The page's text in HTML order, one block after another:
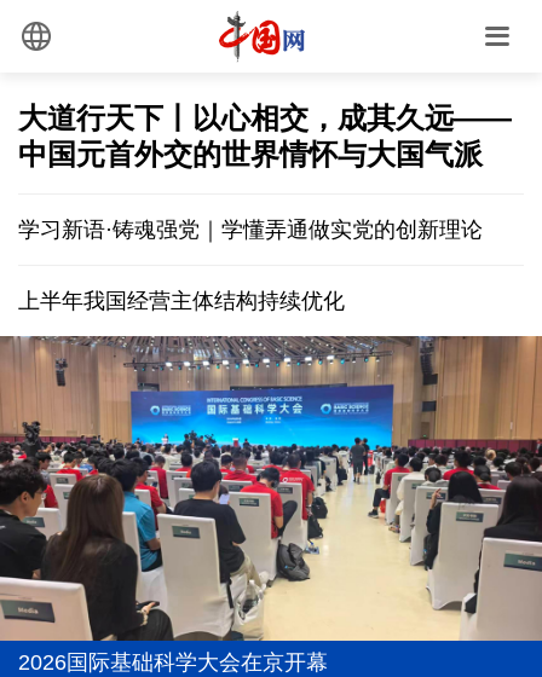
大道行天下丨以心相交，成其久远——
中国元首外交的世界情怀与大国气派
学习新语·铸魂强党｜学懂弄通做实党的创新理论
上半年我国经营主体结构持续优化
2026国际基础科学大会在京开幕